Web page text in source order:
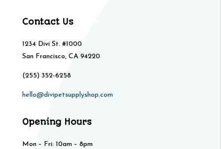
Contact Us
1234 Divi St. #1000
San Francisco, CA 94220
(255) 352-6258
hello@divipetsupplyshop.com
Opening Hours
Mon – Fri: 10am – 8pm